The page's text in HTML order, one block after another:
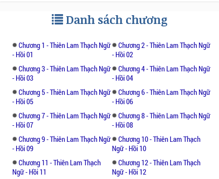
chưa gặp nhưng cũng không phải không
biết đến. Chuyện tình giữa Nhai và Thủy Cơ
liệu có được cái kết có hậu, liệu có nhận
được tình yêu trọn vẹn?
Truyện mang nhiều tình huống khá gây tò
mò nhưng ít nhiều cũng lột tả trọn cảm xúc
của nhân vật. Song, Lục Tiểu Phụng và
Phương Trượng cũng là những tựa truyện
được đánh giá cao về nội dung và xây dựng
tình huống nhân vật đặc sắc mà bạn đọc có
thể chiêm nghiệm.
Danh sách chương
Chương 1 - Thiên Lam Thạch Ngữ
- Hồi 01
Chương 2 - Thiên Lam Thạch Ngữ
- Hồi 02
Chương 3 - Thiên Lam Thạch Ngữ
- Hồi 03
Chương 4 - Thiên Lam Thạch Ngữ
- Hồi 04
Chương 5 - Thiên Lam Thạch Ngữ
- Hồi 05
Chương 6 - Thiên Lam Thạch Ngữ
- Hồi 06
Chương 7 - Thiên Lam Thạch Ngữ
- Hồi 07
Chương 8 - Thiên Lam Thạch Ngữ
- Hồi 08
Chương 9 - Thiên Lam Thạch Ngữ
- Hồi 09
Chương 10 - Thiên Lam Thạch
Ngữ - Hồi 10
Chương 11 - Thiên Lam Thạch
Ngữ - Hồi 11
Chương 12 - Thiên Lam Thạch
Ngữ - Hồi 12